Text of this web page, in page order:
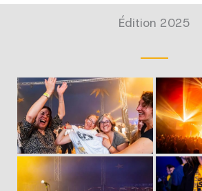
Édition 2025